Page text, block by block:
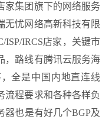
家集团旗下的网络服务
无忧网络高新科技有限
ISP/IRCS店家，关键市
，路线有腾讯云服务海
全是中国内地直连线
流程要求和各种各样负
器也是有好几个BGP及